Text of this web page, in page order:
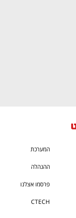
המערכת
ההנהלה
פרסמו אצלנו
CTECH